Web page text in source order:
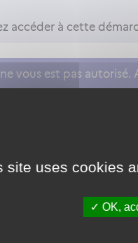
site uses cookies
OK,
accéder à cette
vous est pas
est la solution